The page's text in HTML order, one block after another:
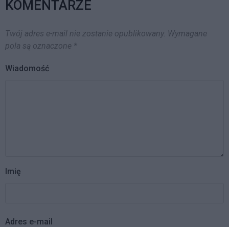
KOMENTARZE
Twój adres e-mail nie zostanie opublikowany. Wymagane
pola są oznaczone *
Wiadomość
Imię
Adres e-mail